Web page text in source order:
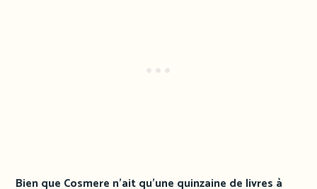
Bien que Cosmere n’ait qu’une quinzaine de livres à